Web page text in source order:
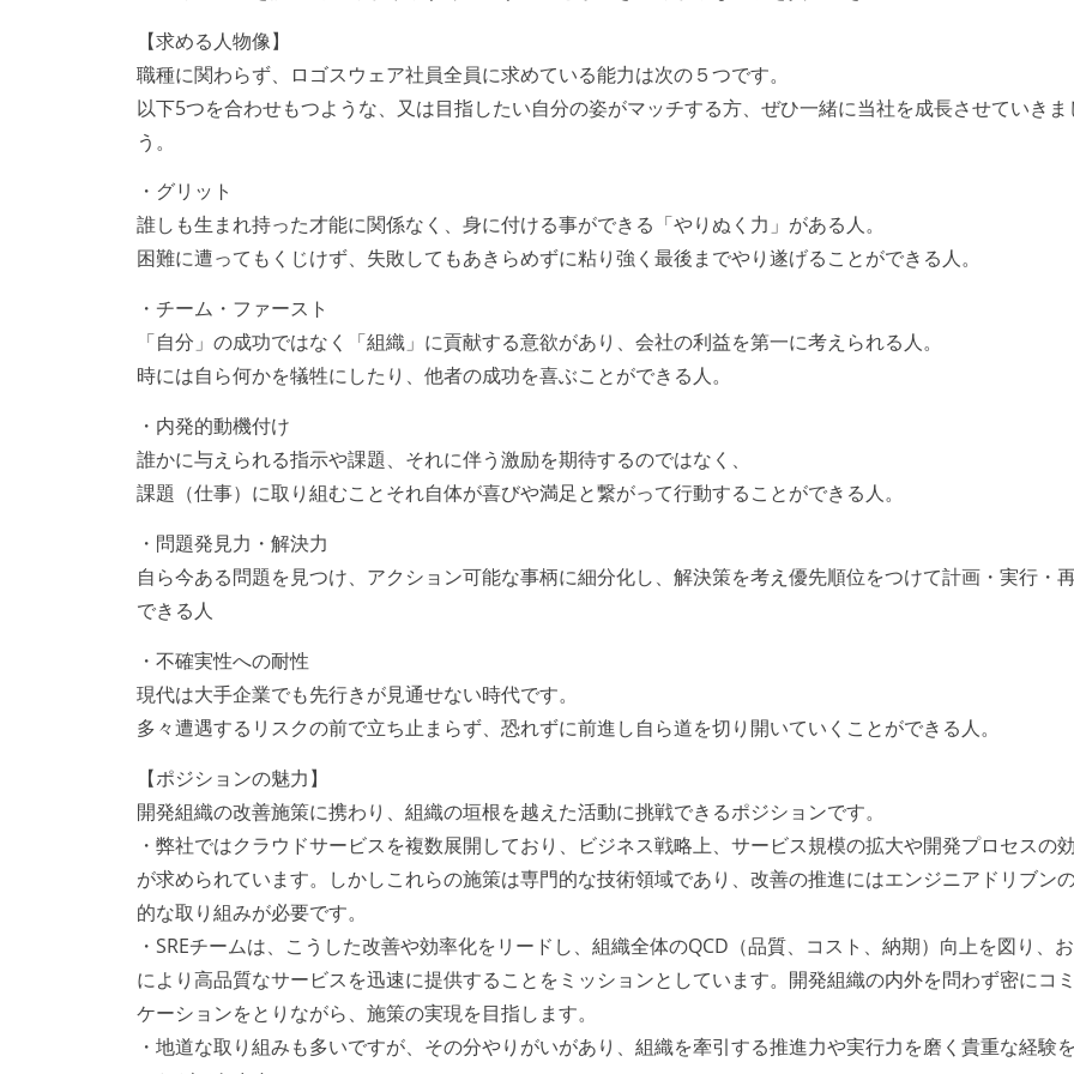
【求める人物像】
職種に関わらず、ロゴスウェア社員全員に求めている能力は次の５つです。
以下5つを合わせもつような、又は目指したい自分の姿がマッチする方、ぜひ一緒に当社を成長させていきま
う。
・グリット
誰しも生まれ持った才能に関係なく、身に付ける事ができる「やりぬく力」がある人。
困難に遭ってもくじけず、失敗してもあきらめずに粘り強く最後までやり遂げることができる人。
・チーム・ファースト
「自分」の成功ではなく「組織」に貢献する意欲があり、会社の利益を第一に考えられる人。
時には自ら何かを犠牲にしたり、他者の成功を喜ぶことができる人。
・内発的動機付け
誰かに与えられる指示や課題、それに伴う激励を期待するのではなく、
課題（仕事）に取り組むことそれ自体が喜びや満足と繋がって行動することができる人。
・問題発見力・解決力
自ら今ある問題を見つけ、アクション可能な事柄に細分化し、解決策を考え優先順位をつけて計画・実行・
できる人
・不確実性への耐性
現代は大手企業でも先行きが見通せない時代です。
多々遭遇するリスクの前で立ち止まらず、恐れずに前進し自ら道を切り開いていくことができる人。
【ポジションの魅力】
開発組織の改善施策に携わり、組織の垣根を越えた活動に挑戦できるポジションです。
・弊社ではクラウドサービスを複数展開しており、ビジネス戦略上、サービス規模の拡大や開発プロセスの
が求められています。しかしこれらの施策は専門的な技術領域であり、改善の推進にはエンジニアドリブン
的な取り組みが必要です。
・SREチームは、こうした改善や効率化をリードし、組織全体のQCD（品質、コスト、納期）向上を図り、
により高品質なサービスを迅速に提供することをミッションとしています。開発組織の内外を問わず密にコ
ケーションをとりながら、施策の実現を目指します。
・地道な取り組みも多いですが、その分やりがいがあり、組織を牽引する推進力や実行力を磨く貴重な経験